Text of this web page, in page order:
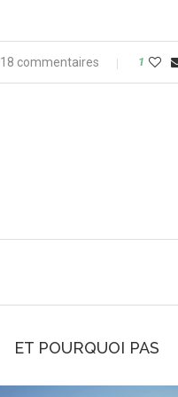
18 commentaires 1
ET POURQUOI PAS